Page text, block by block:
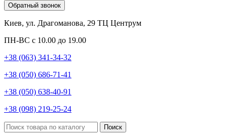
Обратный звонок
Киев, ул. Драгоманова, 29 ТЦ Центрум
ПН-ВС с 10.00 до 19.00
+38 (063) 341-34-32
+38 (050) 686-71-41
+38 (050) 638-40-91
+38 (098) 219-25-24
Поиск